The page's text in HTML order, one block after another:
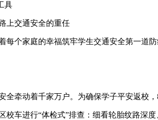
具
交通安全的重任
个家庭的幸福筑牢学生交通安全第一道
牵动着千家万户。为确保学子平安返校，
车进行“体检式”排查：细看轮胎纹路深度